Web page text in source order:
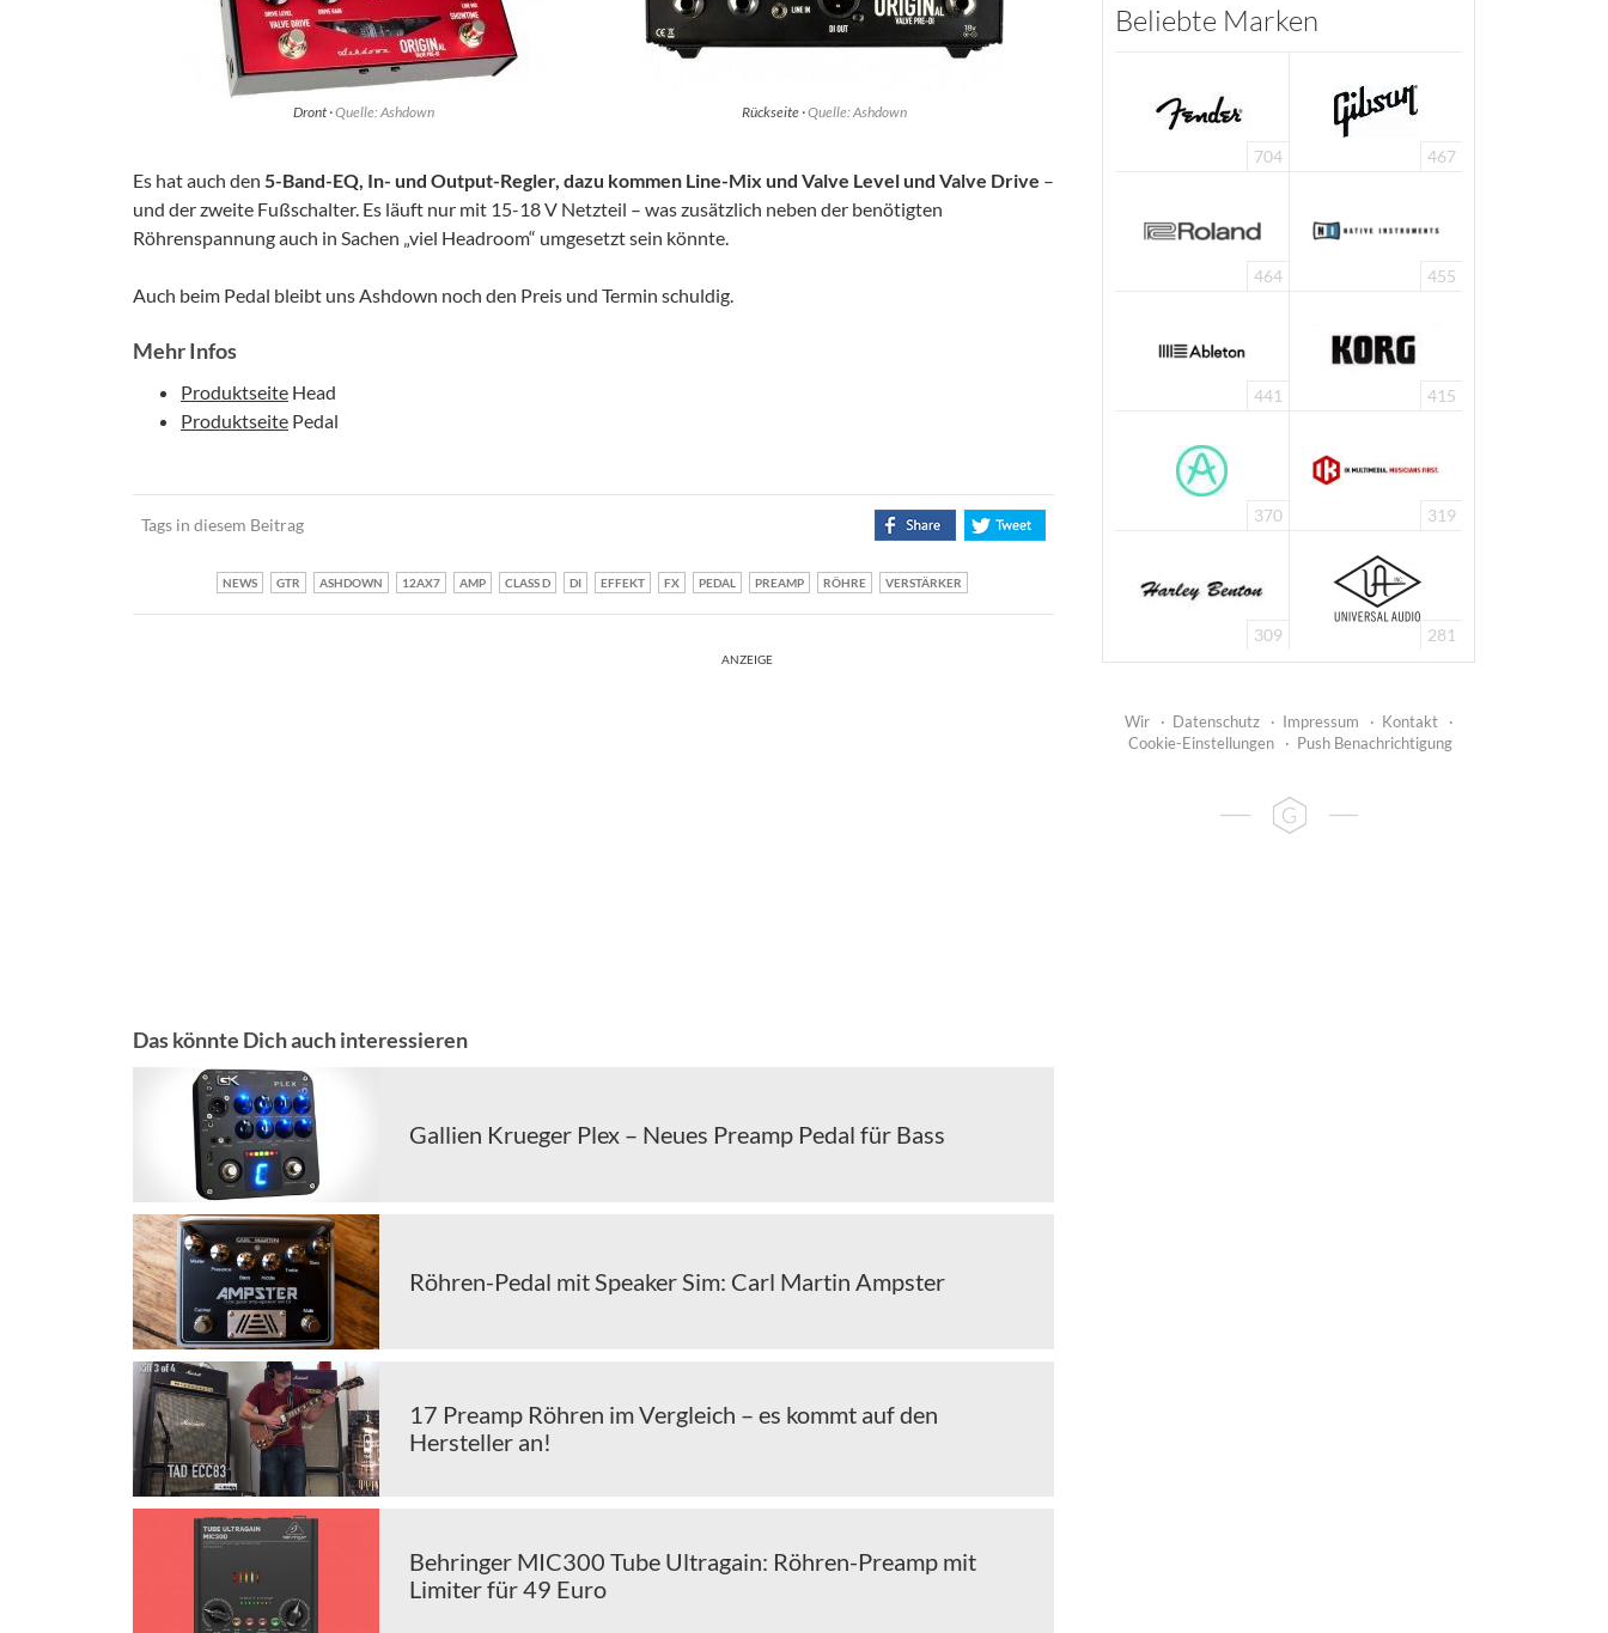
Dront ·Quelle: Ashdown Rückseite ·Quelle: Ashdown
Es hat auch den 5-Band-EQ, In- und Output-Regler, dazu kommen Line-Mix und Valve Level und Valve Drive –
und der zweite Fußschalter. Es läuft nur mit 15-18 V Netzteil – was zusätzlich neben der benötigten
Röhrenspannung auch in Sachen „viel Headroom“ umgesetzt sein könnte.
Auch beim Pedal bleibt uns Ashdown noch den Preis und Termin schuldig.
Mehr Infos
Produktseite Head
Produktseite Pedal
Tags in diesem Beitrag
NEWS GTR ASHDOWN 12AX7 AMP CLASS D DI EFFEKT FX PEDAL PREAMP RÖHRE VERSTÄRKER
ANZEIGE
Das könnte Dich auch interessieren
Gallien Krueger Plex – Neues Preamp Pedal für Bass
Röhren-Pedal mit Speaker Sim: Carl Martin Ampster
17 Preamp Röhren im Vergleich – es kommt auf den
Hersteller an!
Behringer MIC300 Tube Ultragain: Röhren-Preamp mit
Limiter für 49 Euro
Beliebte Marken
704 467
464 455
441 415
370 319
309 281
Wir · Datenschutz · Impressum · Kontakt
·
Cookie-Einstellungen
· Push Benachrichtigung